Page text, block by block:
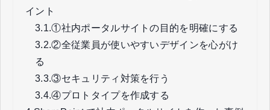
イント
3.1.①社内ポータルサイトの目的を明確にする
3.2.②全従業員が使いやすいデザインを心がけ
る
3.3.③セキュリティ対策を行う
3.4.④プロトタイプを作成する